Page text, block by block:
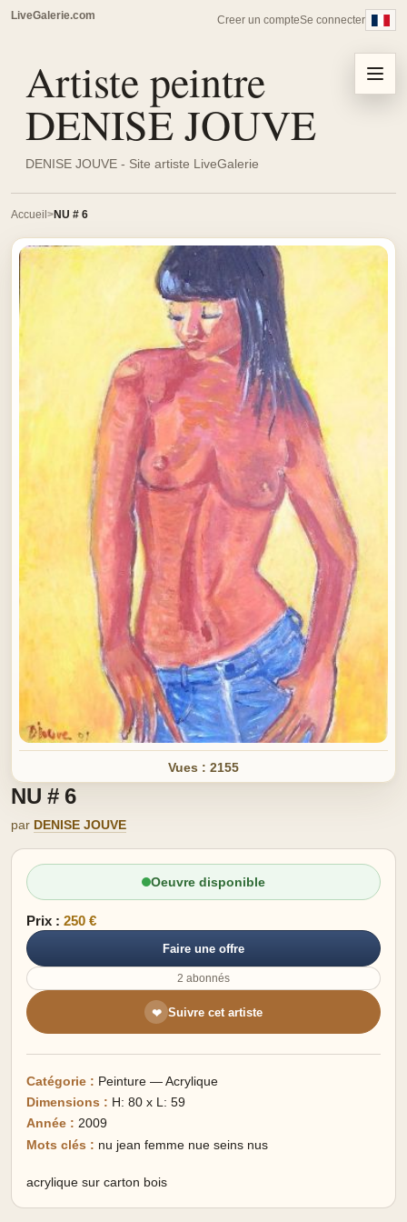
LiveGalerie.com Creer un compteSe connecter
Artiste peintre
DENISE JOUVE
DENISE JOUVE - Site artiste LiveGalerie
Menu
Accueil NU # 6
Vues : 2155
NU # 6
par DENISE JOUVE
Oeuvre disponible
Prix : 250 €
Faire une offre
2 abonnés
❤ Suivre cet artiste
Catégorie : Peinture — Acrylique
Dimensions : H: 80 x L: 59
Année : 2009
Mots clés : nu jean femme nue seins nus
acrylique sur carton bois